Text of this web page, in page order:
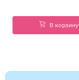
В корзину